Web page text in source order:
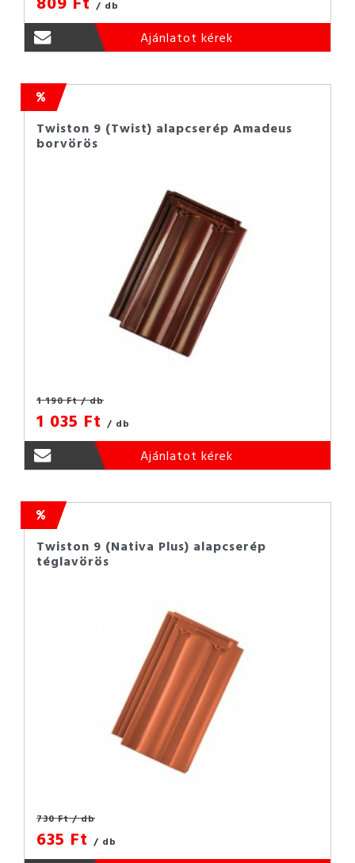
/ db
Ajánlatot kérek
Twiston 9 (Twist) alapcserép Amadeus
borvörös
1 190 Ft/ db
1 035 Ft / db
Ajánlatot kérek
Twiston 9 (Nativa Plus) alapcserép
téglavörös
730 Ft/ db
635 Ft / db